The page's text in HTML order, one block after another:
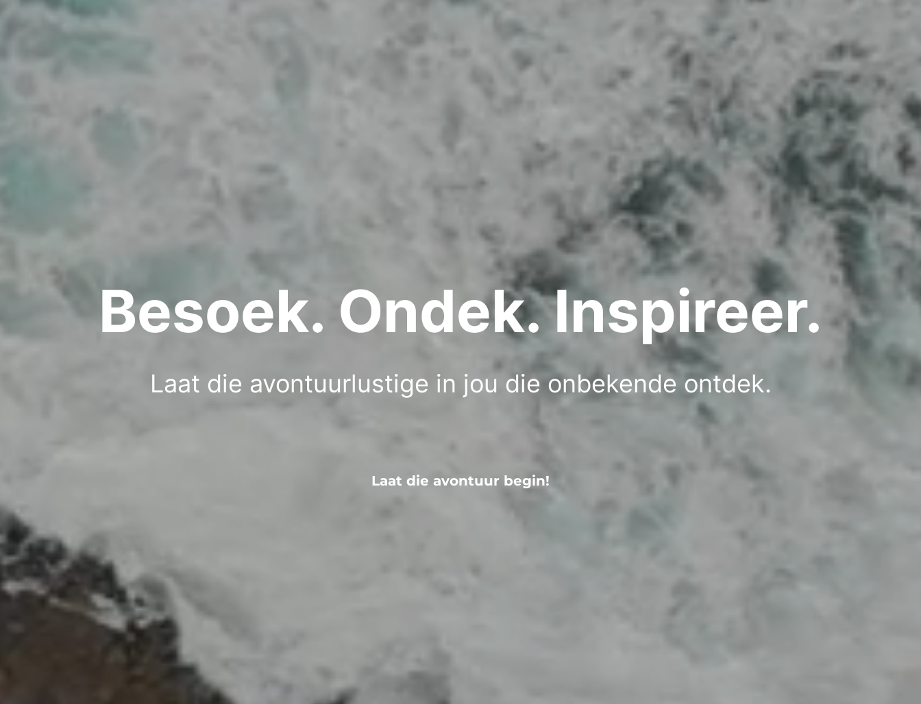
Besoek. Ondek. Inspireer.
Laat die avontuurlustige in jou die onbekende ontdek.
Laat die avontuur begin!